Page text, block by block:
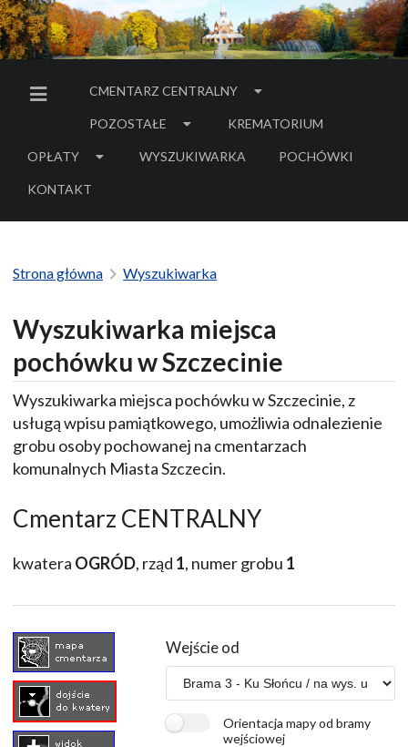
MENU BOCZNE
CMENTARZ CENTRALNY
POZOSTAŁE KREMATORIUM
OPŁATY WYSZUKIWARKA POCHÓWKI
- LINK DO SERWISU
KONTAKT
Strona główna Wyszukiwarka
Wyszukiwarka miejsca
pochówku w Szczecinie
Wyszukiwarka miejsca pochówku w Szczecinie, z
usługą wpisu pamiątkowego, umożliwia odnalezienie
grobu osoby pochowanej na cmentarzach
komunalnych Miasta Szczecin.
Cmentarz CENTRALNY
kwatera OGRÓD, rząd 1, numer grobu 1
Wejście od
Orientacja mapy od bramy
wejściowej